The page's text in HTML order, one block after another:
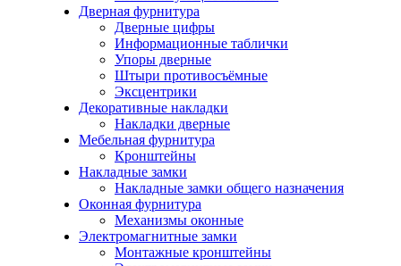
Дверная фурнитура
Дверные цифры
Информационные таблички
Упоры дверные
Штыри противосъёмные
Эксцентрики
Декоративные накладки
Накладки дверные
Мебельная фурнитура
Кронштейны
Накладные замки
Накладные замки общего назначения
Оконная фурнитура
Механизмы оконные
Электромагнитные замки
Монтажные кронштейны